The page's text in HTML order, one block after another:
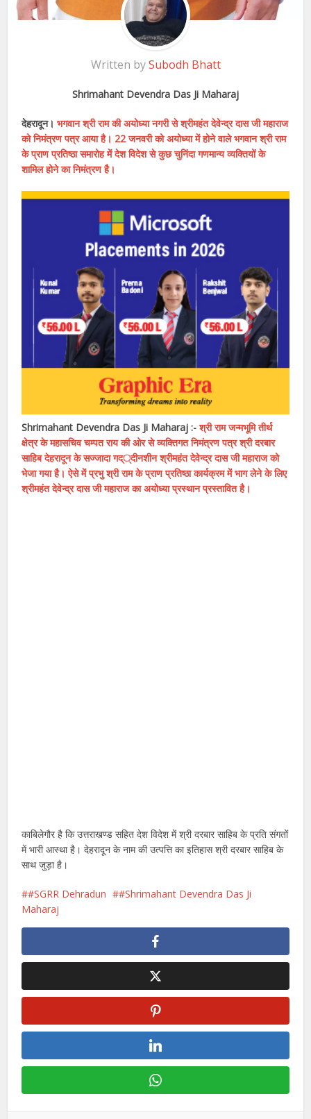
Written bySubodh Bhatt
Shrimahant Devendra Das Ji Maharaj
देहरादून। भगवान श्री राम की अयोध्या नगरी से श्रीमहंत देवेन्द्र दास जी महाराज
को निमंत्रण पत्र आया है। 22 जनवरी को अयोध्या में होने वाले भगवान श्री राम
के प्राण प्रतिष्ठा समारोह में देश विदेश से कुछ चुनिंदा गणमान्य व्यक्तियों के
शामिल होने का निमंत्रण है।
Shrimahant Devendra Das Ji Maharaj :-श्री राम जन्मभूमि तीर्थ
क्षेत्र के महासचिव चम्पत राय की ओर से व्यक्तिगत निमंत्रण पत्र श्री दरबार
साहिब देहरादून के सज्जादा गद््दीनशीन श्रीमहंत देवेन्द्र दास जी महाराज को
भेजा गया है। ऐसे में प्रभु श्री राम के प्राण प्रतिष्ठा कार्यक्रम में भाग लेने के लिए
श्रीमहंत देवेन्द्र दास जी महाराज का अयोध्या प्रस्थान प्रस्तावित है।
काबिलेगौर है कि उत्तराखण्ड सहित देश विदेश में श्री दरबार साहिब के प्रति संगतों
में भारी आस्था है। देहरादून के नाम की उत्पत्ति का इतिहास श्री दरबार साहिब के
साथ जुड़ा है।
#SGRR Dehradun
#Shrimahant Devendra Das Ji
Maharaj